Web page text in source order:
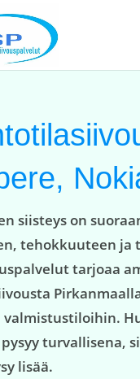
siisteys on
tehokkuuteen ja
tarjoaa
valmistustiloihin.
turvallisena,
lisää.